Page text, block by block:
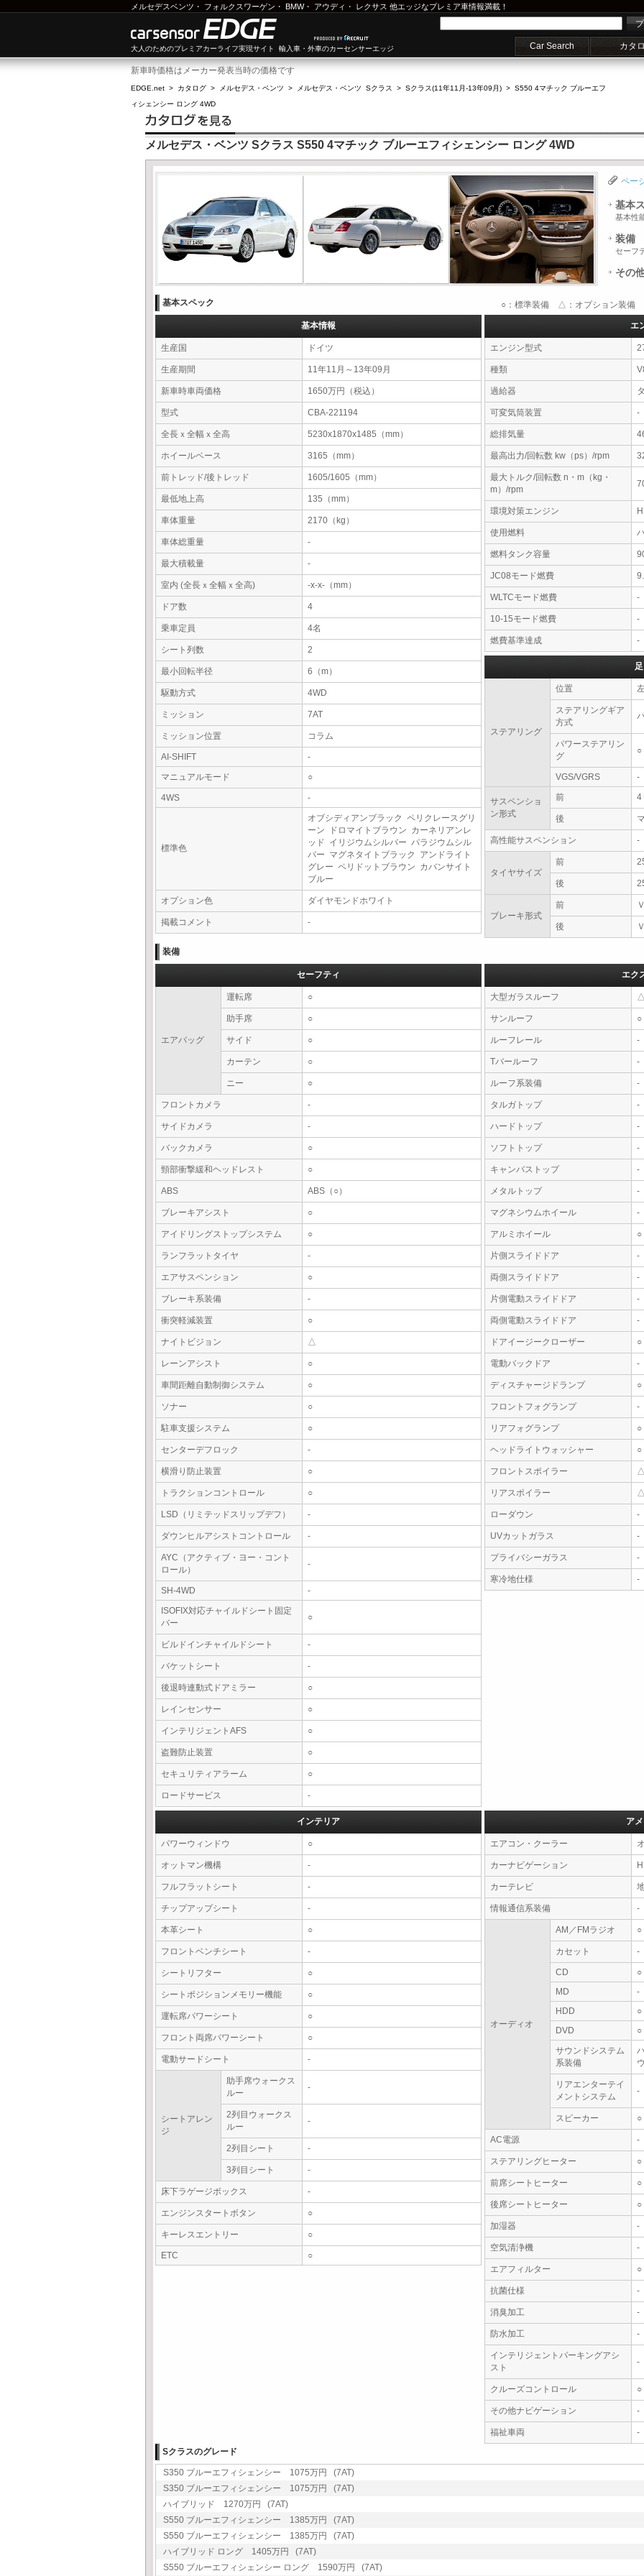
メルセデスベンツ ・ フォルクスワーゲン ・ BMW・ アウディ ・ レクサス 他エッジなプレミア車情報満載！
大人のためのプレミアカーライフ実現サイト 輸入車・外車のカーセンサーエッジ Car Search カタ
新車時価格はメーカー発表当時の価格です
EDGE.net > カタログ > メルセデス・ベンツ > メルセデス・ベンツ Sクラス > Sクラス(11年11月-13年09月) > S550 4マチック ブルーエフ
ィシェンシー ロング 4WD
メルセデス・ベンツ Sクラス S550 4マチック ブルーエフィシェンシー ロング 4WD
ペー
基本
基本性
装備
セーフ
その
基本スペック ○：標準装備 △：オプション装備 -
基本情報
生産国 ドイツ
生産期間 11年11月～13年09月
新車時車両価格 1650万円（税込）
型式 CBA-221194
全長ｘ全幅ｘ全高 5230x1870x1485（mm）
ホイールベース 3165（mm）
前トレッド/後トレッド 1605/1605（mm）
最低地上高 135（mm）
車体重量 2170（kg）
車体総重量 -
最大積載量 -
室内 (全長ｘ全幅ｘ全高) -x-x-（mm）
ドア数 4
乗車定員 4名
シート列数 2
最小回転半径 6（m）
駆動方式 4WD
ミッション 7AT
ミッション位置 コラム
AI-SHIFT
-
マニュアルモード
○
4WS -
標準色
オブシディアンブラック ペリクレースグリ
ーン ドロマイトブラウン カーネリアンレ
ッド イリジウムシルバー パラジウムシル
バー マグネタイトブラック アンドライト
グレー ペリドットブラウン カバンサイト
ブルー
オプション色 ダイヤモンドホワイト
掲載コメント -
エ
エンジン型式
種類
過給器
可変気筒装置 -
総排気量
最高出力/回転数 kw（ps）/rpm
最大トルク/回転数 n・m（kg・
m）/rpm
環境対策エンジン
使用燃料
燃料タンク容量
JC08モード燃費
WLTCモード燃費 -
10-15モード燃費 -
燃費基準達成 -
ステアリング
位置
ステアリングギア
方式
パワーステアリン
グ
○
VGS/VGRS -
サスペンショ
ン形式
前 4
後
高性能サスペンション -
タイヤサイズ
前
後
ブレーキ形式
前
後
装備
セーフティ
エアバッグ
運転席 ○
助手席 ○
サイド ○
カーテン ○
ニー ○
フロントカメラ -
サイドカメラ -
バックカメラ ○
頸部衝撃緩和ヘッドレスト ○
ABS ABS（○）
ブレーキアシスト ○
アイドリングストップシステム ○
ランフラットタイヤ -
エアサスペンション ○
ブレーキ系装備 -
衝突軽減装置 ○
ナイトビジョン △
レーンアシスト ○
車間距離自動制御システム ○
ソナー ○
駐車支援システム ○
センターデフロック -
横滑り防止装置 ○
トラクションコントロール ○
LSD（リミテッドスリップデフ） -
ダウンヒルアシストコントロール -
AYC（アクティブ・ヨー・コント
ロール）
-
SH-4WD
-
ISOFIX対応チャイルドシート固定
バー
○
ビルドインチャイルドシート -
バケットシート -
後退時連動式ドアミラー ○
レインセンサー ○
インテリジェントAFS ○
盗難防止装置 ○
セキュリティアラーム ○
ロードサービス -
エク
大型ガラスルーフ
サンルーフ ○
ルーフレール -
Tバールーフ -
ルーフ系装備 -
タルガトップ -
ハードトップ -
ソフトトップ -
キャンバストップ -
メタルトップ -
マグネシウムホイール -
アルミホイール ○
片側スライドドア -
両側スライドドア -
片側電動スライドドア -
両側電動スライドドア -
ドアイージークローザー ○
電動バックドア -
ディスチャージドランプ ○
フロントフォグランプ -
リアフォグランプ ○
ヘッドライトウォッシャー ○
フロントスポイラー
リアスポイラー
ローダウン -
UVカットガラス -
プライバシーガラス -
寒冷地仕様 -
インテリア
パワーウィンドウ ○
オットマン機構 -
フルフラットシート -
チップアップシート -
本革シート ○
フロントベンチシート -
シートリフター ○
シートポジションメモリー機能 ○
運転席パワーシート ○
フロント両席パワーシート ○
電動サードシート -
シートアレン
ジ
助手席ウォークス
ルー
-
2列目ウォークス
ルー
-
2列目シート -
3列目シート -
床下ラゲージボックス -
エンジンスタートボタン ○
キーレスエントリー ○
ETC ○
ア
エアコン・クーラー
カーナビゲーション
カーテレビ
情報通信系装備 -
オーディオ
AM／FMラジオ ○
カセット -
CD
○
MD
-
HDD
○
DVD
○
サウンドシステム
系装備
リアエンターテイ
メントシステム
-
スピーカー ○
AC電源 -
ステアリングヒーター ○
前席シートヒーター ○
後席シートヒーター ○
加湿器 -
空気清浄機 -
エアフィルター ○
抗菌仕様 -
消臭加工 -
防水加工 -
インテリジェントパーキングアシ
スト
-
クルーズコントロール ○
その他ナビゲーション -
福祉車両
-
Sクラスのグレード
S350 ブルーエフィシェンシー 1075万円 (7AT)
S350 ブルーエフィシェンシー 1075万円 (7AT)
ハイブリッド 1270万円 (7AT)
S550 ブルーエフィシェンシー 1385万円 (7AT)
S550 ブルーエフィシェンシー 1385万円 (7AT)
ハイブリッド ロング 1405万円 (7AT)
S550 ブルーエフィシェンシー ロング 1590万円 (7AT)